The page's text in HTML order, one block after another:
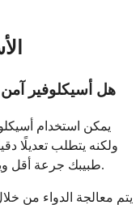
هل أسيكلوفير
يمكن استخدام
ولكنه يتطلب تعديلًا
طبيبك جرعة أقل ويتحقق من وظائف الكلى بانتظام أثناء العلاج.
يتم معالجة الدواء من